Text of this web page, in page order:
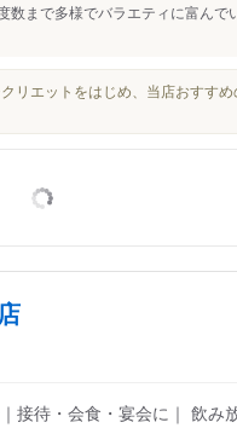
まで多様でバラエティに富んで
リエットをはじめ、当店おすす
接待・会食・宴会に｜ 飲み